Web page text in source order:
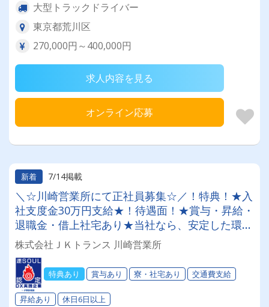
大型トラックドライバー
東京都荒川区
270,000円～400,000円
求人内容を見る
オンライン応募
新着 7/14掲載
＼☆川崎営業所にて正社員募集☆／！特典！★入
社支度金30万円支給★！待遇面！★賞与・昇給・
退職金・借上社宅あり★当社なら、安定した環境
で長く活躍出来ます‼
株式会社ＪＫトランス 川崎営業所
特典あり 賞与あり 寮・社宅あり 交通費支給
昇給あり 休日6日以上